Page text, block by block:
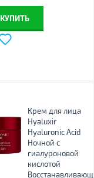
КУПИТЬ
Крем для лица
Hyaluxir
Hyaluronic Acid
Ночной с
гиалуроновой
кислотой